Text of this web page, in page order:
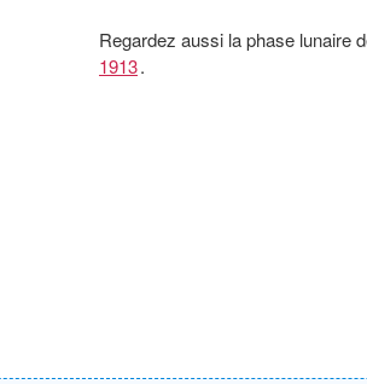
Regardez aussi la phase lunaire
1913.